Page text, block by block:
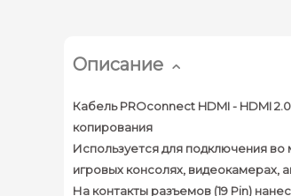
Описание
Кабель PROconnect HDMI - HDMI
копирования
Используется для подключения во
игровых консолях, видеокамерах,
На контакты разъемов (19 Pin)